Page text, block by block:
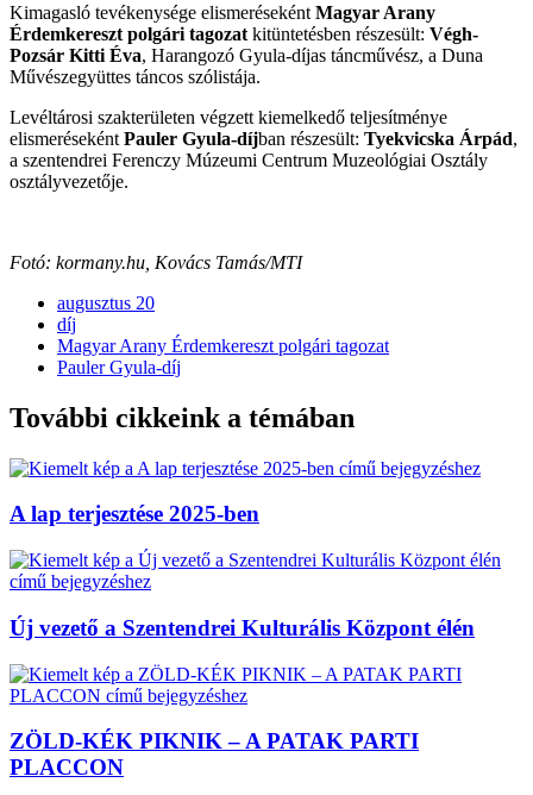
Kimagasló tevékenysége elismeréseként Magyar Arany
Érdemkereszt polgári tagozat kitüntetésben részesült: Végh-
Pozsár Kitti Éva, Harangozó Gyula-díjas táncművész, a Duna
Művészegyüttes táncos szólistája.
Levéltárosi szakterületen végzett kiemelkedő teljesítménye
elismeréseként Pauler Gyula-díjban részesült: Tyekvicska Árpád,
a szentendrei Ferenczy Múzeumi Centrum Muzeológiai Osztály
osztályvezetője.
Fotó: kormany.hu, Kovács Tamás/MTI
augusztus 20
díj
Magyar Arany Érdemkereszt polgári tagozat
Pauler Gyula-díj
További cikkeink a témában
A lap terjesztése 2025-ben
Új vezető a Szentendrei Kulturális Központ élén
ZÖLD-KÉK PIKNIK – A PATAK PARTI
PLACCON